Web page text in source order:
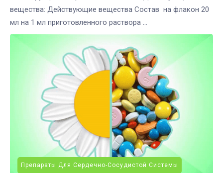
вещества: Действующие вещества Состав на флакон 20
мл на 1 мл приготовленного раствора ...
Препараты Для Сердечно-Сосудистой Системы